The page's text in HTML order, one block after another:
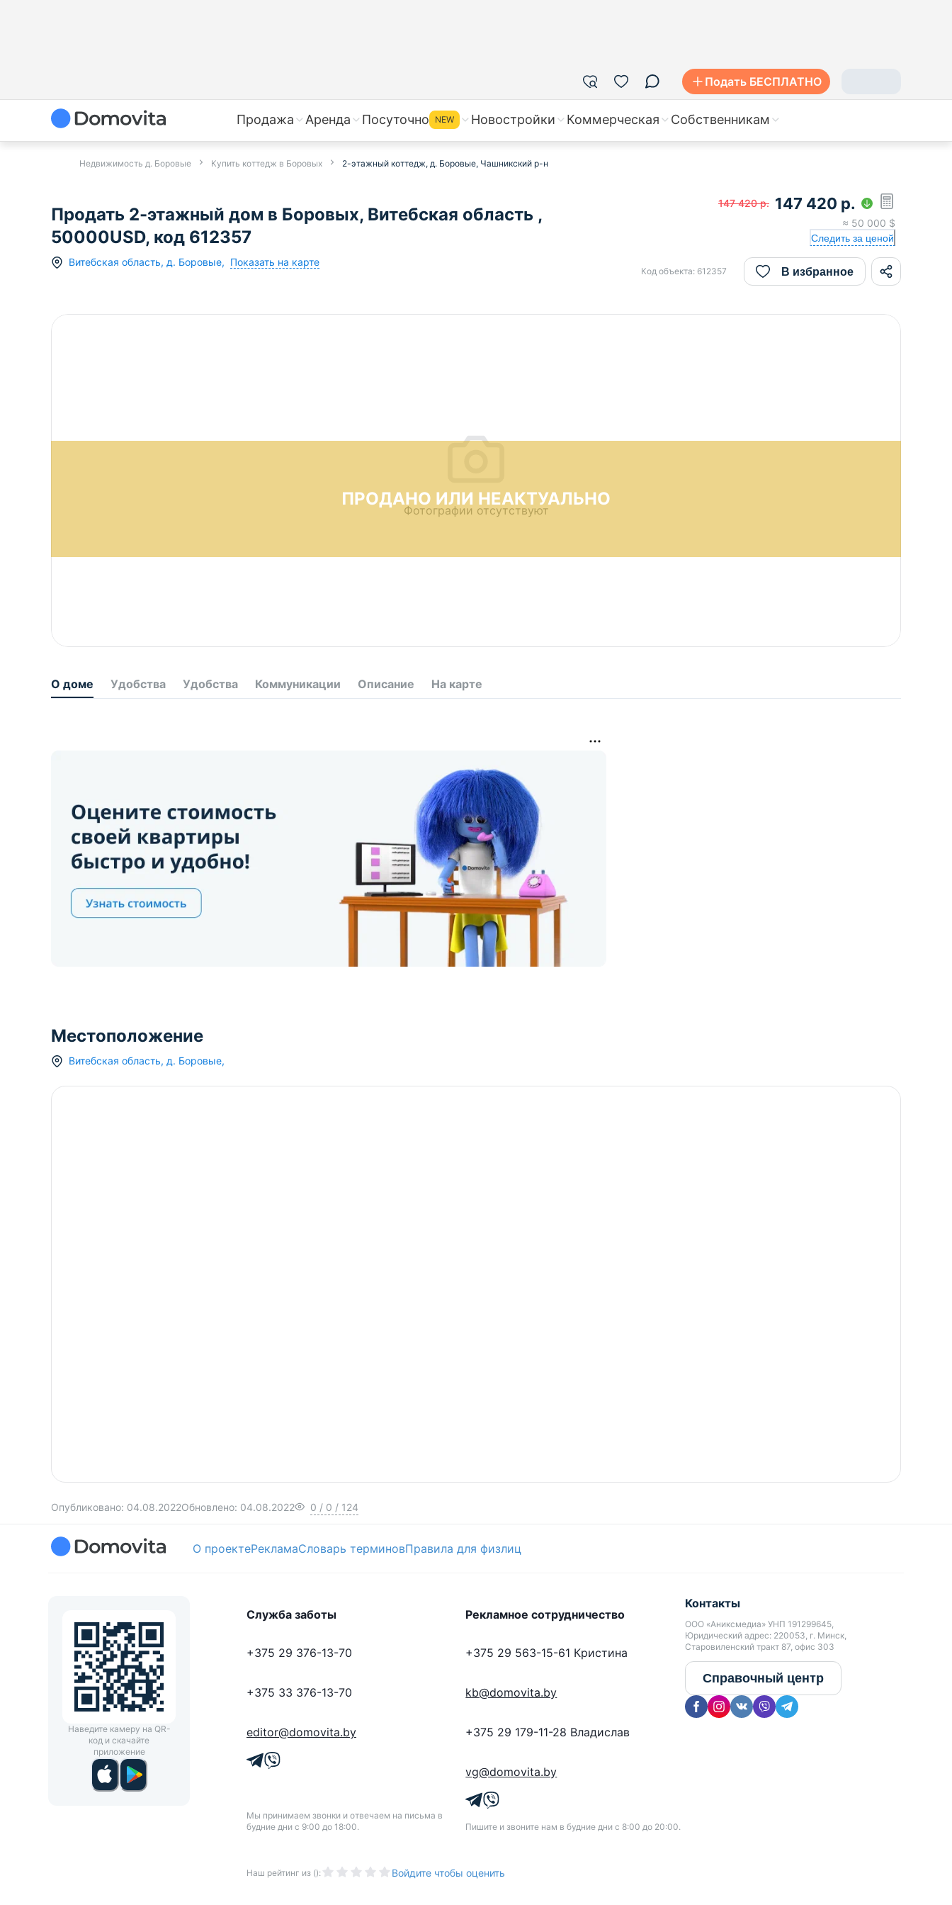
Подать БЕСПЛАТНО
Продажа Аренда Посуточно NEW Новостройки Коммерческая Собственникам
Недвижимость д. Боровые Купить коттедж в Боровых 2-этажный коттедж, д. Боровые, Чашникский р-н
Продать 2-этажный дом в Боровых, Витебская область ,
50000USD, код 612357
Витебская область, д. Боровые, Показать на карте
147 420 р. 147 420 р.
≈ 50 000 $
Следить за ценой
Код объекта: 612357 В избранное
ПРОДАНО ИЛИ НЕАКТУАЛЬНО
Фотографии отсутствуют
О доме Удобства Удобства Коммуникации Описание На карте
Местоположение
Витебская область, д. Боровые,
Опубликовано: 04.08.2022Обновлено: 04.08.2022 0 / 0 / 124
О проектеРекламаСловарь терминовПравила для физлиц
Наведите камеру на QR-
код и скачайте
приложение
Служба заботы
+375 29 376-13-70
+375 33 376-13-70
editor@domovita.by
Мы принимаем звонки и отвечаем на письма в
будние дни с 9:00 до 18:00.
Рекламное сотрудничество
+375 29 563-15-61 Кристина
kb@domovita.by
+375 29 179-11-28 Владислав
vg@domovita.by
Пишите и звоните нам в будние дни с 8:00 до 20:00.
Контакты
ООО «Аниксмедиа» УНП 191299645,
Юридический адрес: 220053, г. Минск,
Старовиленский тракт 87, офис 303
Справочный центр
Наш рейтинг из (): Войдите чтобы оценить